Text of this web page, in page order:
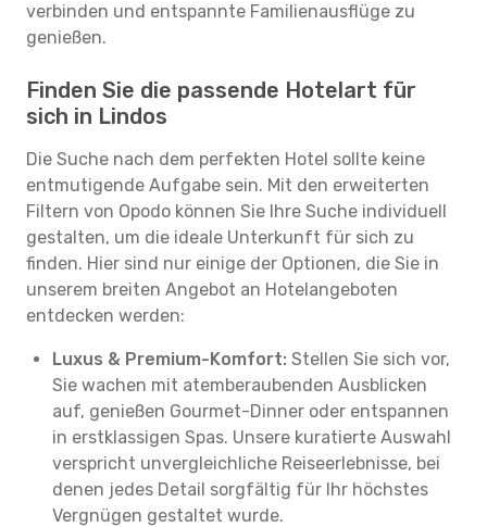
verbinden und entspannte Familienausflüge zu
genießen.
Finden Sie die passende Hotelart für
sich in Lindos
Die Suche nach dem perfekten Hotel sollte keine
entmutigende Aufgabe sein. Mit den erweiterten
Filtern von Opodo können Sie Ihre Suche individuell
gestalten, um die ideale Unterkunft für sich zu
finden. Hier sind nur einige der Optionen, die Sie in
unserem breiten Angebot an Hotelangeboten
entdecken werden:
Luxus & Premium-Komfort: Stellen Sie sich vor,
Sie wachen mit atemberaubenden Ausblicken
auf, genießen Gourmet-Dinner oder entspannen
in erstklassigen Spas. Unsere kuratierte Auswahl
verspricht unvergleichliche Reiseerlebnisse, bei
denen jedes Detail sorgfältig für Ihr höchstes
Vergnügen gestaltet wurde.